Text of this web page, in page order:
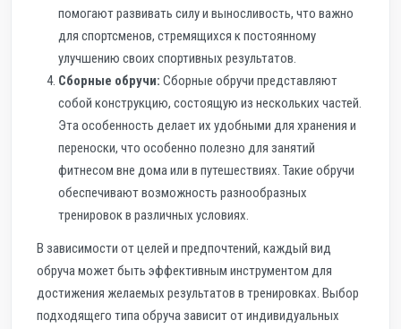
помогают развивать силу и выносливость, что важно
для спортсменов, стремящихся к постоянному
улучшению своих спортивных результатов.
Сборные обручи: Сборные обручи представляют
собой конструкцию, состоящую из нескольких частей.
Эта особенность делает их удобными для хранения и
переноски, что особенно полезно для занятий
фитнесом вне дома или в путешествиях. Такие обручи
обеспечивают возможность разнообразных
тренировок в различных условиях.
В зависимости от целей и предпочтений, каждый вид
обруча может быть эффективным инструментом для
достижения желаемых результатов в тренировках. Выбор
подходящего типа обруча зависит от индивидуальных